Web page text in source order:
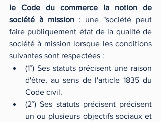
le Code du commerce la notion de
société à mission : une "société peut
faire publiquement état de la qualité de
société à mission lorsque les conditions
suivantes sont respectées :
(1°) Ses statuts précisent une raison
d'être, au sens de l'article 1835 du
Code civil.
(2°) Ses statuts précisent précisent
un ou plusieurs objectifs sociaux et